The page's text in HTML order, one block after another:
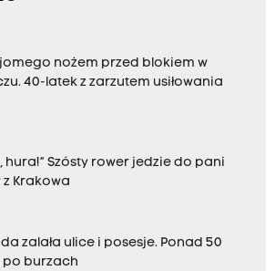
nożem przed blokiem w
40-latek z zarzutem usiłowania
hura!” Szósty rower jedzie do pani
z Krakowa
zalała ulice i posesje. Ponad 50
burzach